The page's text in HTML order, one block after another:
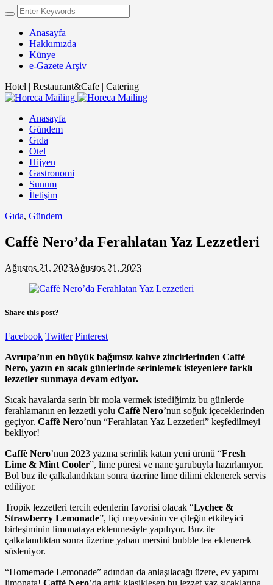
Anasayfa
Hakkımızda
Künye
e-Gazete Arşiv
Hotel | Restaurant&Cafe | Catering
Anasayfa
Gündem
Gıda
Otel
Hijyen
Gastronomi
Sunum
İletişim
Gıda, Gündem
Caffè Nero’da Ferahlatan Yaz Lezzetleri
Ağustos 21, 2023Ağustos 21, 2023
Share this post?
Facebook Twitter Pinterest
Avrupa’nın en büyük bağımsız kahve zincirlerinden Caffè
Nero, yazın en sıcak günlerinde serinlemek isteyenlere farklı
lezzetler sunmaya devam ediyor.
Sıcak havalarda serin bir mola vermek istediğimiz bu günlerde
ferahlamanın en lezzetli yolu Caffè Nero’nun soğuk içeceklerinden
geçiyor. Caffè Nero’nun “Ferahlatan Yaz Lezzetleri” keşfedilmeyi
bekliyor!
Caffè Nero’nun 2023 yazına serinlik katan yeni ürünü “Fresh
Lime & Mint Cooler”, lime püresi ve nane şurubuyla hazırlanıyor.
Bol buz ile çalkalandıktan sonra üzerine lime dilimi eklenerek servis
ediliyor.
Tropik lezzetleri tercih edenlerin favorisi olacak “Lychee &
Strawberry Lemonade”, liçi meyvesinin ve çileğin etkileyici
birleşiminin limonataya eklenmesiyle yapılıyor. Buz ile
çalkalandıktan sonra üzerine yaban mersini bubble tea eklenerek
süsleniyor.
“Homemade Lemonade” adından da anlaşılacağı üzere, ev yapımı